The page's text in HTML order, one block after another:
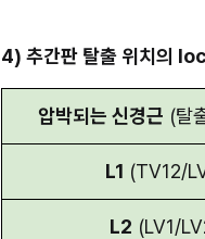
4) 추간판 탈출 위치의
압박되는 신경근 (탈
L1 (TV12/
L2 (LV1/